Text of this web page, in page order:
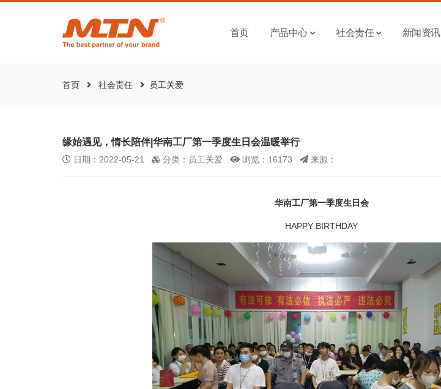
首页 产品中心 社会责任 新闻资讯
首页 社会责任 员工关爱
缘始遇见，情长陪伴|华南工厂第一季度生日会温暖举行
日期：2022-05-21 分类：员工关爱 浏览：16173 来源：
华南工厂第一季度生日会
HAPPY BIRTHDAY